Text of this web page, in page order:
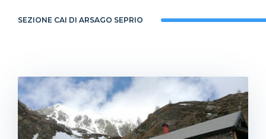
SEZIONE CAI DI ARSAGO SEPRIO